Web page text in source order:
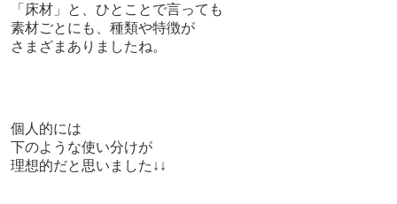
「床材」と、ひとことで言っても
素材ごとにも、種類や特徴が
さまざまありましたね。
個人的には
下のような使い分けが
理想的だと思いました↓↓